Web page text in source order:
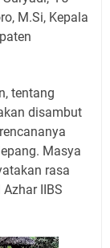
M.Si, Kepala
tentang
disambut
Masya
rasa
IIBS